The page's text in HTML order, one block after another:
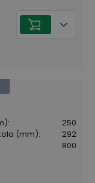
:
250
(mm):
292
800